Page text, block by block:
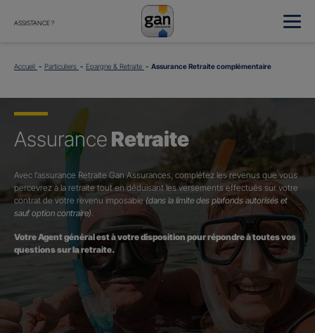
ASSISTANCE ?
Accueil Particuliers Epargne & Retraite Assurance Retraite complémentaire
Assurance Retraite
Avec l’assurance Retraite Gan Assurances, complétez les revenus que vous
percevrez à la retraite tout en déduisant les versements effectués sur votre
contrat de votre revenu imposable (dans la limite des plafonds autorisés et
sauf option contraire).
Votre Agent général est à votre disposition pour répondre à toutes vos
questions sur la retraite.